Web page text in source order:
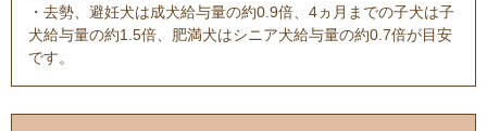
・去勢、避妊犬は成犬給与量の約0.9倍、4ヵ月までの子犬は子
犬給与量の約1.5倍、肥満犬はシニア犬給与量の約0.7倍が目安
です。